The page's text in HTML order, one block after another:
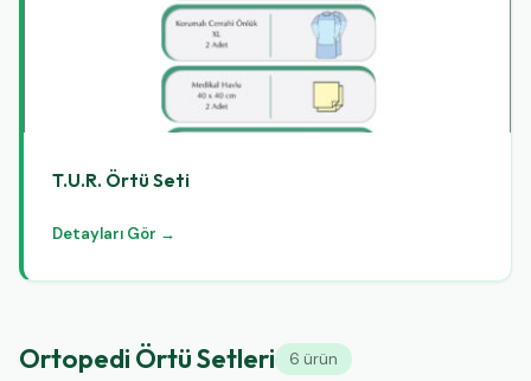
T.U.R. Örtü Seti
Detayları Gör →
Ortopedi Örtü Setleri 6 ürün